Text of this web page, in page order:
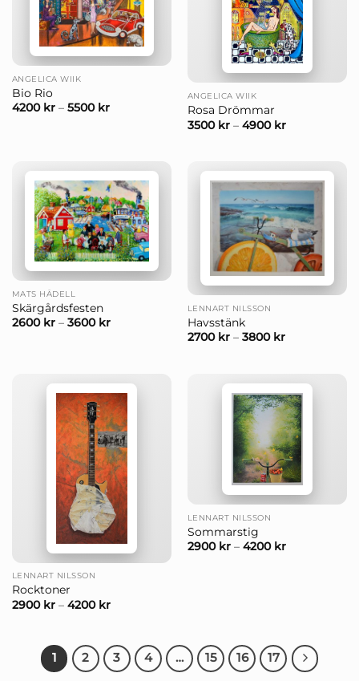
ANGELICA WIIK
Bio Rio
4200 kr– 5500 kr
ANGELICA WIIK
Rosa Drömmar
3500 kr– 4900 kr
MATS HÅDELL
Skärgårdsfesten
2600 kr– 3600 kr
LENNART NILSSON
Havsstänk
2700 kr– 3800 kr
LENNART NILSSON
Rocktoner
2900 kr– 4200 kr
LENNART NILSSON
Sommarstig
2900 kr– 4200 kr
1 2 3 4 … 15 16 17